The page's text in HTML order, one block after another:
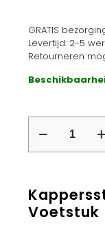
GRATIS
Levertijd: 2-5
Retourneren
Zwart
aantal
Voetstuk